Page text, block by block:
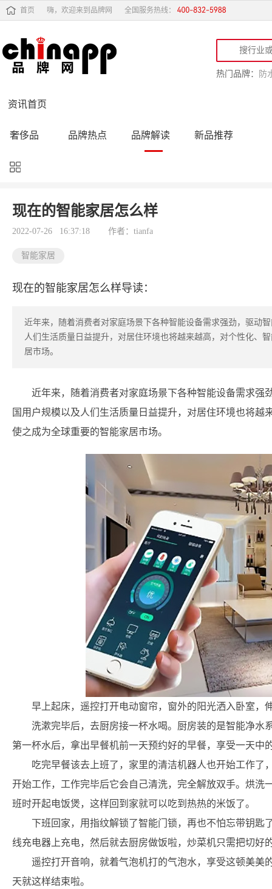
首页 嗨，欢迎来到品牌网 全国服务热线：
热门品牌： 防
资讯首页
奢侈品 品牌热点 品牌解读 新品推荐
品牌黑榜
品牌导购 专家点评 精彩点评
现在的智能家居怎么样
2022-07-26 16:37:18 作者：tianfa
智能家居
现在的智能家居怎么样导读：
近年来，随着消费者对家庭场景下各种智能设备需求强劲，驱动
人们生活质量日益提升，对居住环境也将越来越高，对个性化、
居市场。
近年来，随着消费者对家庭场景下各种智能设备需求强
国用户规模以及人们生活质量日益提升，对居住环境也将
使之成为全球重要的智能家居市场。
早上起床，遥控打开电动窗帘，窗外的阳光洒入卧室，
洗漱完毕后，去厨房接一杯水喝。厨房装的是智能净水
第一杯水后，拿出早餐机前一天预约好的早餐，享受一天中
吃完早餐该去上班了，家里的清洁机器人也开始工作
开始工作，工作完毕后它会自己清洗，完全解放双手。烘洗
班时开起电饭煲，这样回到家就可以吃到热热的米饭了。
下班回家，用指纹解锁了智能门锁，再也不怕忘带钥
线充电器上充电，然后就去厨房做饭啦，炒菜机只需把切好
遥控打开音响，就着气泡机打的气泡水，享受这顿美美
天就这样结束啦。